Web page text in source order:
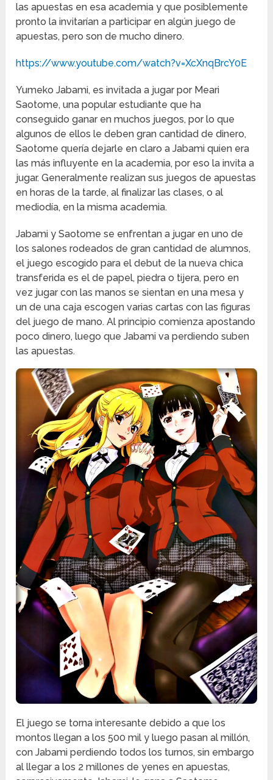
las apuestas en esa academia y que posiblemente
pronto la invitarían a participar en algún juego de
apuestas, pero son de mucho dinero.
https://www.youtube.com/watch?v=XcXnqBrcY0E
Yumeko Jabami, es invitada a jugar por Meari
Saotome, una popular estudiante que ha
conseguido ganar en muchos juegos, por lo que
algunos de ellos le deben gran cantidad de dinero,
Saotome quería dejarle en claro a Jabami quien era
las más influyente en la academia, por eso la invita a
jugar. Generalmente realizan sus juegos de apuestas
en horas de la tarde, al finalizar las clases, o al
mediodía, en la misma academia.
Jabami y Saotome se enfrentan a jugar en uno de
los salones rodeados de gran cantidad de alumnos,
el juego escogido para el debut de la nueva chica
transferida es el de papel, piedra o tijera, pero en
vez jugar con las manos se sientan en una mesa y
un de una caja escogen varias cartas con las figuras
del juego de mano. Al principio comienza apostando
poco dinero, luego que Jabami va perdiendo suben
las apuestas.
El juego se torna interesante debido a que los
montos llegan a los 500 mil y luego pasan al millón,
con Jabami perdiendo todos los turnos, sin embargo
al llegar a los 2 millones de yenes en apuestas,